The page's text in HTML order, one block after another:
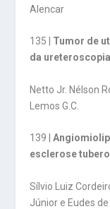
Alencar
135 | Tumor de
da
Netto Jr. Nélson
Lemos G.C.
139 |
esclerose
Sílvio Luiz
Júnior e Eudes